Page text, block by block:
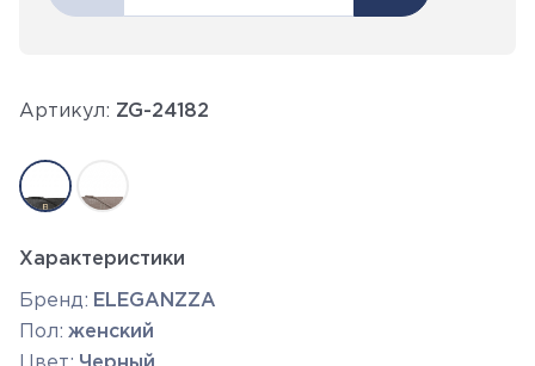
Артикул: ZG-24182
Характеристики
Бренд: ELEGANZZA
Пол: женский